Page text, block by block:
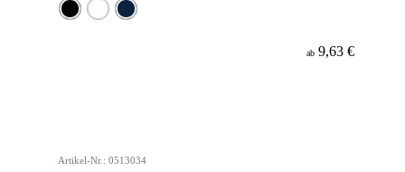
ab 9,63 €
Artikel-Nr.: 0513034